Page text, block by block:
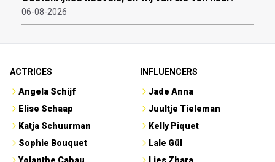
06-08-2026
ACTRICES
Angela Schijf
Elise Schaap
Katja Schuurman
Sophie Bouquet
INFLUENCERS
Jade Anna
Juultje Tieleman
Kelly Piquet
Lale Gül